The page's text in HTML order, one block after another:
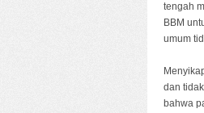
tengah
BBM
umum
dan
bahwa